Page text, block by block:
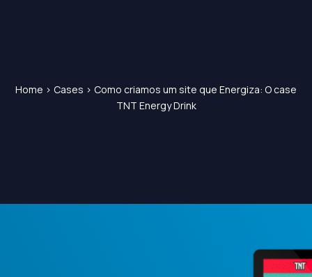
Home > Cases > Como criamos um site que Energiza: O case
TNT Energy Drink